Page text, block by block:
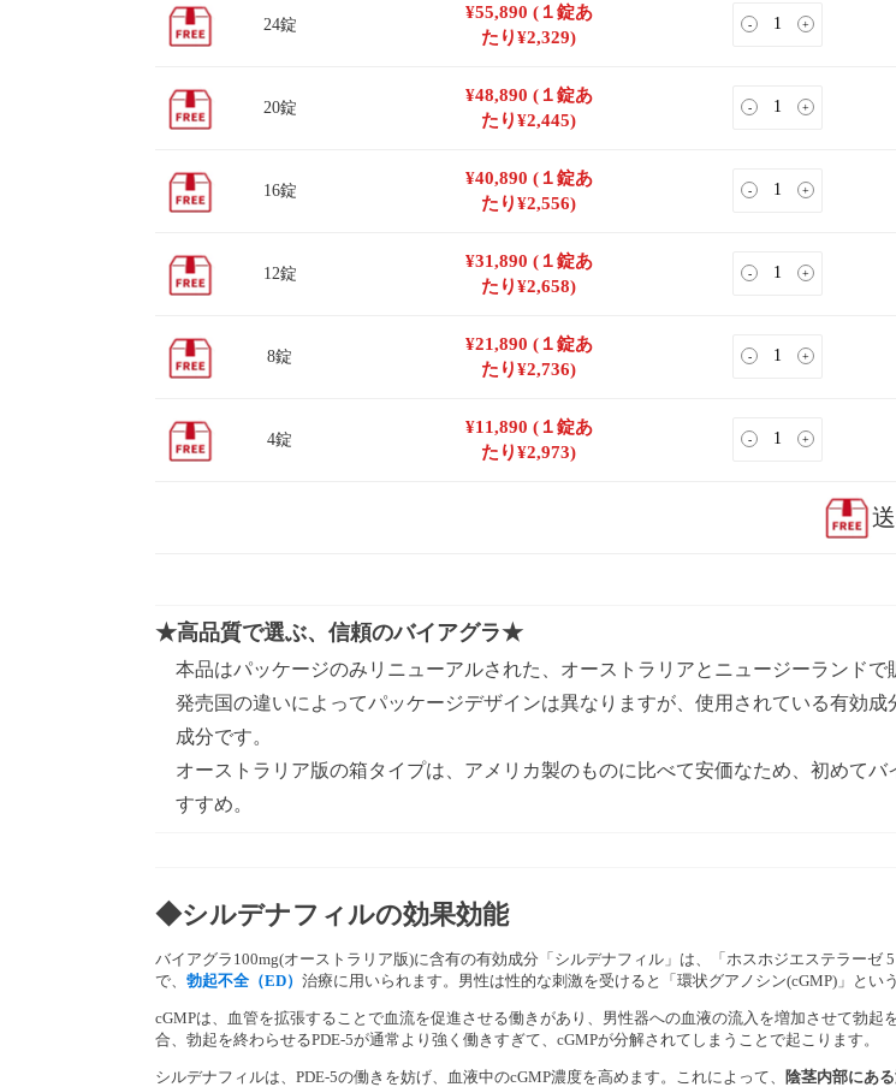
24錠
¥55,890 (１錠あ
たり¥2,329)
- +
20錠
¥48,890 (１錠あ
たり¥2,445)
- +
16錠
¥40,890 (１錠あ
たり¥2,556)
- +
12錠
¥31,890 (１錠あ
たり¥2,658)
- +
8錠
¥21,890 (１錠あ
たり¥2,736)
- +
4錠
¥11,890 (１錠あ
たり¥2,973)
- +
★高品質で選ぶ、信頼のバイアグラ★
本品はパッケージのみリニューアルされた、オーストラリアとニュージーランドで
発売国の違いによってパッケージデザインは異なりますが、使用されている有効成
成分です。
オーストラリア版の箱タイプは、アメリカ製のものに比べて安価なため、初めて
すすめ。
◆シルデナフィルの効果効能
バイアグラ100mg(オーストラリア版)に含有の有効成分「シルデナフィル」は、「ホスホジエステラーゼ
で、 勃起不全（ED） 治療に用いられます。男性は性的な刺激を受けると「環状グアノシン(cGMP)」とい
cGMPは、血管を拡張することで血流を促進させる働きがあり、男性器への血液の流入を増加させて勃起
合、勃起を終わらせるPDE-5が通常より強く働きすぎて、cGMPが分解されてしまうことで起こります。
シルデナフィルは、PDE-5の働きを妨げ、血液中のcGMP濃度を高めます。これによって、 陰茎内部にあ